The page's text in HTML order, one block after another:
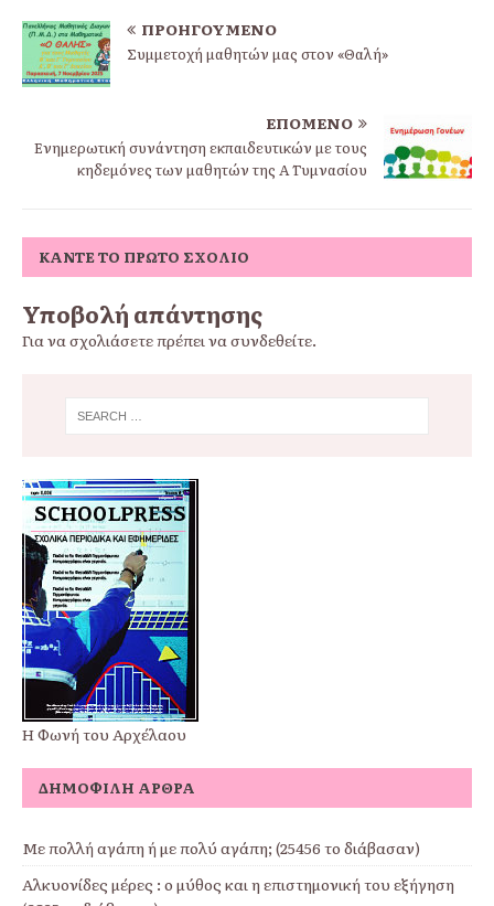
ΠΡΟΗΓΟΎΜΕΝΟ
Συμμετοχή μαθητών μας στον «Θαλή»
ΕΠΌΜΕΝΟ
Ενημερωτική συνάντηση εκπαιδευτικών με τους
κηδεμόνες των μαθητών της Α΄ Γυμνασίου
ΚΆΝΤΕ ΤΟ ΠΡΏΤΟ ΣΧΌΛΙΟ
Υποβολή απάντησης
Για να σχολιάσετε πρέπει νασυνδεθείτε.
Η Φωνή του Αρχέλαου
ΔΗΜΟΦΙΛΉ ΆΡΘΡΑ
Με πολλή αγάπη ή με πολύ αγάπη; (25456 το διάβασαν)
Αλκυονίδες μέρες : ο μύθος και η επιστημονική του εξήγηση